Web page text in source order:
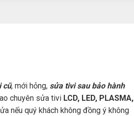
cũ, mới hỏng, sửa tivi sau bảo hành
chuyên sửa tivi LCD, LED, PLASMA,
nếu quý khách không đồng ý không